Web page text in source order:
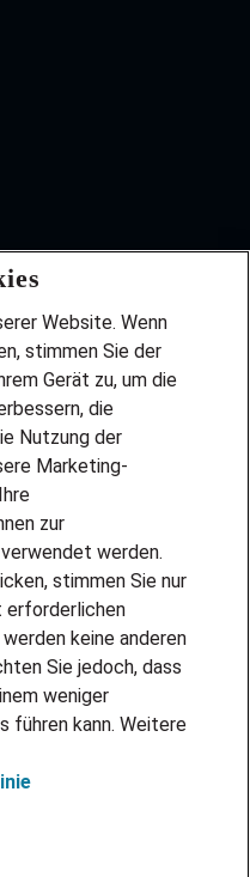
Website. Wenn
stimmen Sie der
Gerät zu, um die
die
Nutzung der
Marketing-
zur
werden.
stimmen Sie nur
erforderlichen
keine anderen
Sie jedoch, dass
weniger
führen kann. Weitere